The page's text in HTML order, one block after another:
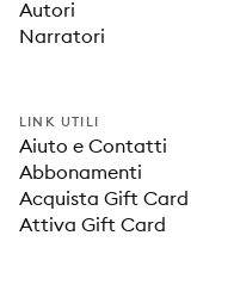
Autori
Narratori
LINK UTILI
Aiuto e Contatti
Abbonamenti
Acquista Gift Card
Attiva Gift Card